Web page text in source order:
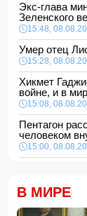
Экс-глава
Зеленского
15:48,
Умер отец
15:28,
Хикмет
войне, и в
15:08,
Пентагон
человеком
15:00,
14:48,
Зеленский
В МИРЕ